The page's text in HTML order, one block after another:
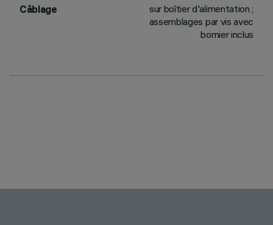
Câblage
sur boîtier d'alimentation ;
assemblages par vis avec
bornier inclus